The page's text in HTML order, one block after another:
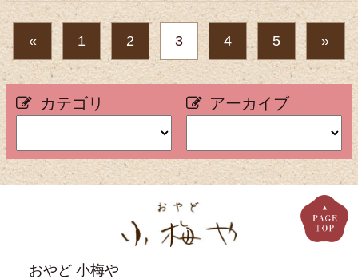
« 1 2 3 4 5 »
カテゴリ アーカイブ
おやど 小梅や